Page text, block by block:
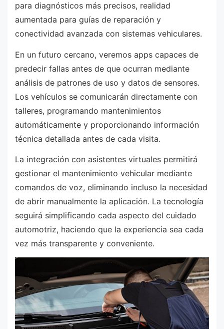
para diagnósticos más precisos, realidad
aumentada para guías de reparación y
conectividad avanzada con sistemas vehiculares.
En un futuro cercano, veremos apps capaces de
predecir fallas antes de que ocurran mediante
análisis de patrones de uso y datos de sensores.
Los vehículos se comunicarán directamente con
talleres, programando mantenimientos
automáticamente y proporcionando información
técnica detallada antes de cada visita.
La integración con asistentes virtuales permitirá
gestionar el mantenimiento vehicular mediante
comandos de voz, eliminando incluso la necesidad
de abrir manualmente la aplicación. La tecnología
seguirá simplificando cada aspecto del cuidado
automotriz, haciendo que la experiencia sea cada
vez más transparente y conveniente.